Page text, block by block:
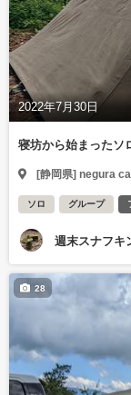
2022年7月30日
寝坊から始まったソ
[静岡県] negura
ソロ グループ
週末スナフキ
28